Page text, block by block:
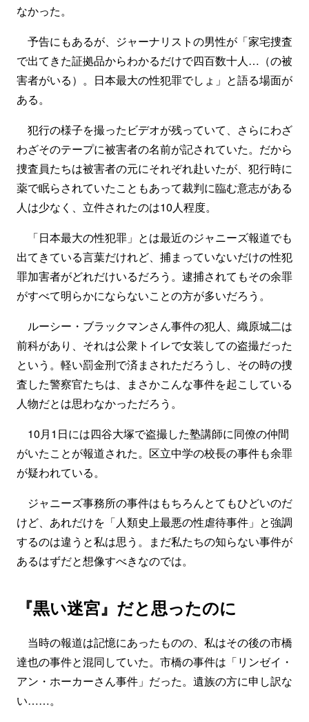
なかった。
予告にもあるが、ジャーナリストの男性が「家宅捜査
で出てきた証拠品からわかるだけで四百数十人…（の被
害者がいる）。日本最大の性犯罪でしょ」と語る場面が
ある。
犯行の様子を撮ったビデオが残っていて、さらにわざ
わざそのテープに被害者の名前が記されていた。だから
捜査員たちは被害者の元にそれぞれ赴いたが、犯行時に
薬で眠らされていたこともあって裁判に臨む意志がある
人は少なく、立件されたのは10人程度。
「日本最大の性犯罪」とは最近のジャニーズ報道でも
出てきている言葉だけれど、捕まっていないだけの性犯
罪加害者がどれだけいるだろう。逮捕されてもその余罪
がすべて明らかにならないことの方が多いだろう。
ルーシー・ブラックマンさん事件の犯人、織原城二は
前科があり、それは公衆トイレで女装しての盗撮だった
という。軽い罰金刑で済まされただろうし、その時の捜
査した警察官たちは、まさかこんな事件を起こしている
人物だとは思わなかっただろう。
10月1日には四谷大塚で盗撮した塾講師に同僚の仲間
がいたことが報道された。区立中学の校長の事件も余罪
が疑われている。
ジャニーズ事務所の事件はもちろんとてもひどいのだ
けど、あれだけを「人類史上最悪の性虐待事件」と強調
するのは違うと私は思う。まだ私たちの知らない事件が
あるはずだと想像すべきなのでは。
『黒い迷宮』だと思ったのに
当時の報道は記憶にあったものの、私はその後の市橋
達也の事件と混同していた。市橋の事件は「リンゼイ・
アン・ホーカーさん事件」だった。遺族の方に申し訳な
い……。